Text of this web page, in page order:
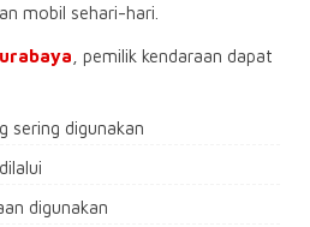
mobil sehari-hari.
, pemilik kendaraan dapat
sering digunakan
digunakan